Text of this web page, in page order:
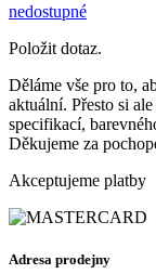
nedostupné
Položit dotaz.
Děláme vše pro to,
aktuální. Přesto si
specifikací,
Děkujeme za
Akceptujeme platby
Adresa prodejny